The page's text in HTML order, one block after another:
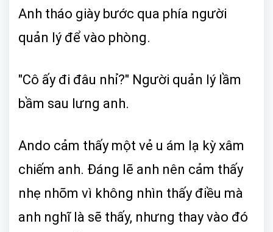
Anh tháo giày bước qua phía người
quản lý để vào phòng.
"Cô ấy đi đâu nhỉ?" Người quản lý lầm
bầm sau lưng anh.
Ando cảm thấy một vẻ u ám lạ kỳ xâm
chiếm anh. Đáng lẽ anh nên cảm thấy
nhẹ nhõm vì không nhìn thấy điều mà
anh nghĩ là sẽ thấy, nhưng thay vào đó